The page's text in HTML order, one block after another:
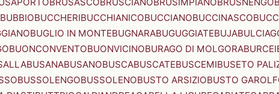
BUBBIOBUCCHERIBUCCHIANICOBUCCIANOBUCCINASCO
BUGLIO IN MONTEBUGNARABUGUGGIATEBUJA
BUONCONVENTOBUONVICINOBURAGO DI MOLGORABURCEI
BUSANABUSANOBUSCABUSCATEBUSCEMIBUSETO
BUSSOLENGOBUSSOLENOBUSTO ARSIZIOBUSTO